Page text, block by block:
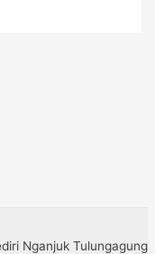
Nganjuk Tulungagung